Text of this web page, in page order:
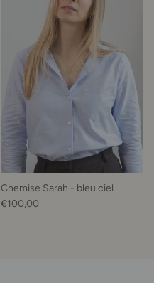
Chemise Sarah - bleu ciel
Prix habituel
€100,00